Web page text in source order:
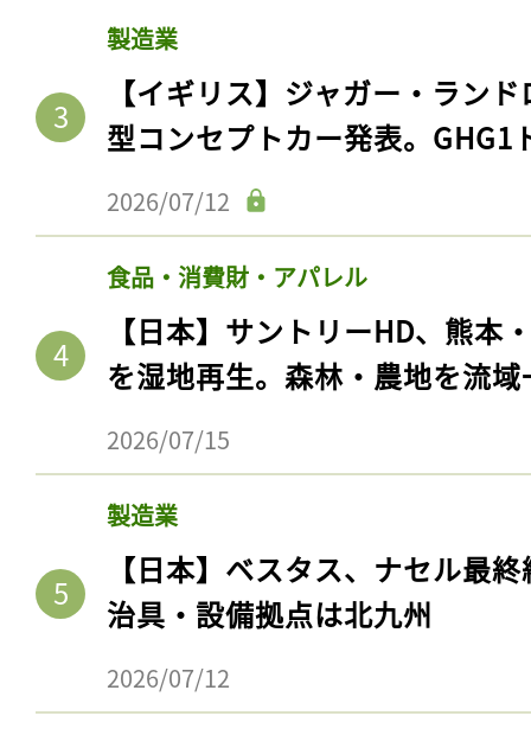
製造業
【イギリス】ジャガー・ラン
型コンセプトカー発表。GHG1
2026/07/12
食品・消費財・アパレル
【日本】サントリーHD、熊本
を湿地再生。森林・農地を流
2026/07/15
製造業
【日本】ベスタス、ナセル最
治具・設備拠点は北九州
2026/07/12